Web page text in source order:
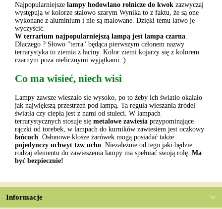
Najpopularniejsze lampy hodowlano rolnicze do kwok zazwyczaj
występują w kolorze stalowo szarym Wynika to z faktu, że są one
wykonane z aluminium i nie są malowane. Dzięki temu łatwo je
wyczyścić.
W terrarium najpopularniejszą lampą jest lampa czarna
Dlaczego ? Słowo "terra" będąca pierwszym członem nazwy
terrarystyka to ziemia z łaciny. Kolor ziemi kojarzy się z kolorem
czarnym poza nielicznymi wyjątkami :)
Co ma wisieć, niech wisi
Lampy zawsze wieszało się wysoko, po to żeby ich światło okalało
jak największą przestrzeń pod lampą. Ta reguła wieszania źródeł
światła czy ciepła jest z nami od stuleci. W lampach
terrarystycznych stosuje się metalowe zawiesia przypominające
rączki od torebek, w lampach do kurników zawiesiem jest oczkowy
łańcuch . Osłonowe klosze żarówek mogą posiadać także
pojedynczy uchwyt tzw ucho . Niezależnie od tego jaki będzie
rodzaj elementu do zawieszenia lampy ma spełniać swoją rolę. Ma
być bezpiecznie!
Informacje